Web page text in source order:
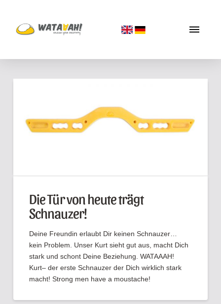
Die Tür von heute trägt
Schnauzer!
Deine Freundin erlaubt Dir keinen Schnauzer…
kein Problem. Unser Kurt sieht gut aus, macht Dich
stark und schont Deine Beziehung. WATAAAH!
Kurt– der erste Schnauzer der Dich wirklich stark
macht! Strong men have a moustache!